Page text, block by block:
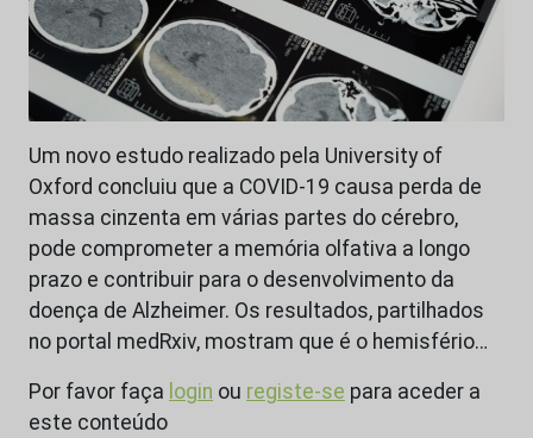
Um novo estudo realizado pela University of
Oxford concluiu que a COVID-19 causa perda de
massa cinzenta em várias partes do cérebro,
pode comprometer a memória olfativa a longo
prazo e contribuir para o desenvolvimento da
doença de Alzheimer. Os resultados, partilhados
no portal medRxiv, mostram que é o hemisfério…
Por favor faça login ou registe-se para aceder a
este conteúdo